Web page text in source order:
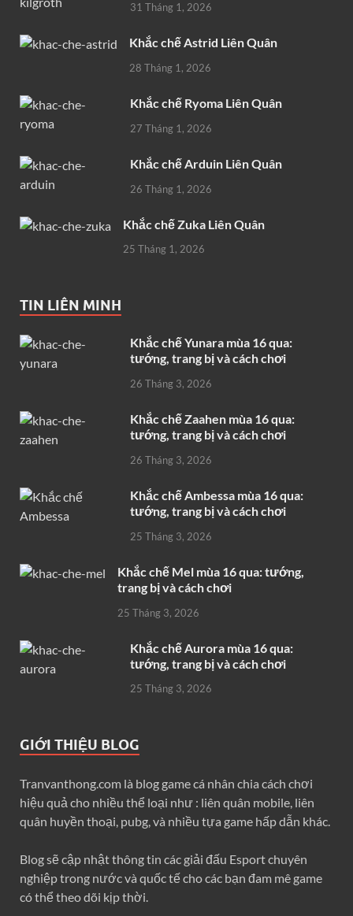
31 Tháng 1, 2026
Khắc chế Astrid Liên Quân
28 Tháng 1, 2026
Khắc chế Ryoma Liên Quân
27 Tháng 1, 2026
Khắc chế Arduin Liên Quân
26 Tháng 1, 2026
Khắc chế Zuka Liên Quân
25 Tháng 1, 2026
TIN LIÊN MINH
Khắc chế Yunara mùa 16 qua:
tướng, trang bị và cách chơi
26 Tháng 3, 2026
Khắc chế Zaahen mùa 16 qua:
tướng, trang bị và cách chơi
26 Tháng 3, 2026
Khắc chế Ambessa mùa 16 qua:
tướng, trang bị và cách chơi
25 Tháng 3, 2026
Khắc chế Mel mùa 16 qua: tướng,
trang bị và cách chơi
25 Tháng 3, 2026
Khắc chế Aurora mùa 16 qua:
tướng, trang bị và cách chơi
25 Tháng 3, 2026
GIỚI THIỆU BLOG
Tranvanthong.com là blog game cá nhân chia cách chơi
hiệu quả cho nhiều thể loại như : liên quân mobile, liên
quân huyền thoại, pubg, và nhiều tựa game hấp dẫn khác.
Blog sẽ cập nhật thông tin các giải đấu Esport chuyên
nghiệp trong nước và quốc tế cho các bạn đam mê game
có thể theo dõi kịp thời.